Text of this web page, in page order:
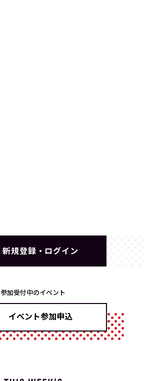
新規登録・ログイン
参加受付中のイベント
イベント参加申込